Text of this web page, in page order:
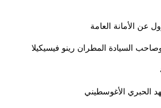
عن الأمانة العامة
السيادة المطران رينو فيسيكيلا
الحبري الأغوسطيني